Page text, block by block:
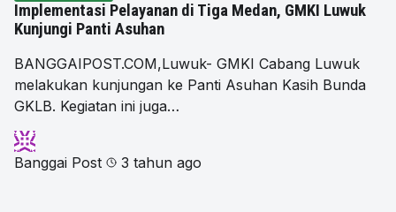
Implementasi Pelayanan di Tiga Medan, GMKI Luwuk
Kunjungi Panti Asuhan
BANGGAIPOST.COM,Luwuk- GMKI Cabang Luwuk
melakukan kunjungan ke Panti Asuhan Kasih Bunda
GKLB. Kegiatan ini juga…
Banggai Post 3 tahun ago